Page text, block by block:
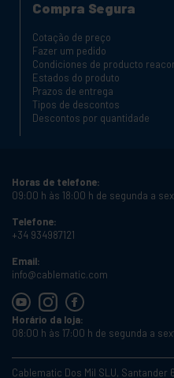
Compra Segura
Cotação de preço
Fazer um pedido
Condiciones de producto
Estados do produto
Prazos de entrega
Tipos de descontos
Descontos por quantidade
Horas de telefone:
09:00 h às 18:00 h de segunda a
Telefone:
+34 934987121
Email:
info@cablematic.com
Horário da loja:
08:00 h às 17:00 h de segunda a
Cablematic Dos Mil SLU, Santander